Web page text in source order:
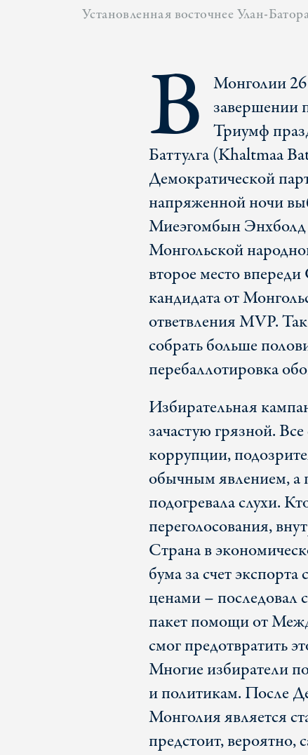
Установленная восточнее Улан-
В Монголии 26
завершении
Триумф
Баттулга (Khaltmaa
Демократической
напряженной ночи
Миеэгомбын
Монгольской
второе место
кандидата от
ответвления MVP.
собрать больше
перебаллотировка
Избирательная
зачастую грязной.
коррупции,
обычным явлением, а
подогревала слухи.
переголосования,
Страна в
бума за счет
ценами –
пакет помощи от
смог предотвратить
Многие избиратели
и политикам. После
Монголия является
предстоит, вероятно,